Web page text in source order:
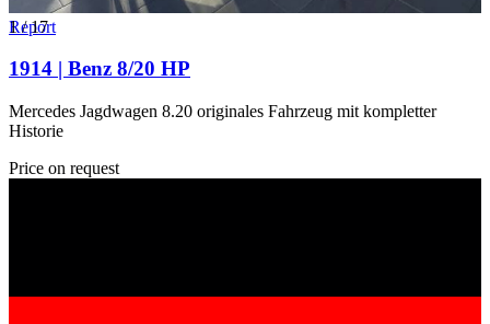
1/17
Report
1914 | Benz 8/20 HP
Mercedes Jagdwagen 8.20 originales Fahrzeug mit kompletter
Historie
Price on request